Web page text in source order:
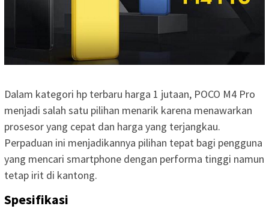
Dalam kategori hp terbaru harga 1 jutaan, POCO M4 Pro
menjadi salah satu pilihan menarik karena menawarkan
prosesor yang cepat dan harga yang terjangkau.
Perpaduan ini menjadikannya pilihan tepat bagi pengguna
yang mencari smartphone dengan performa tinggi namun
tetap irit di kantong.
Spesifikasi